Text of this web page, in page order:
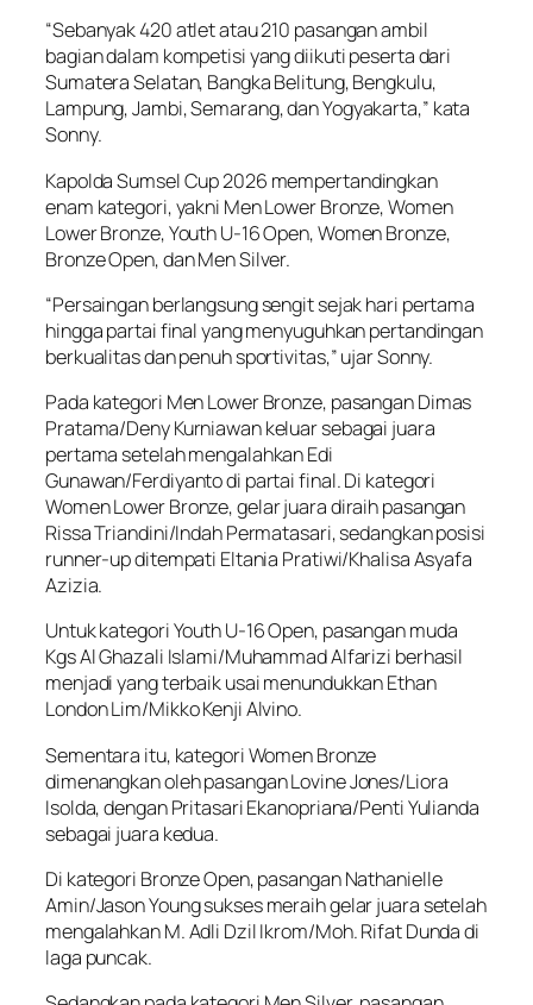
“Sebanyak 420 atlet atau 210 pasangan ambil
bagian dalam kompetisi yang diikuti peserta dari
Sumatera Selatan, Bangka Belitung, Bengkulu,
Lampung, Jambi, Semarang, dan Yogyakarta,” kata
Sonny.
Kapolda Sumsel Cup 2026 mempertandingkan
enam kategori, yakni Men Lower Bronze, Women
Lower Bronze, Youth U-16 Open, Women Bronze,
Bronze Open, dan Men Silver.
“Persaingan berlangsung sengit sejak hari pertama
hingga partai final yang menyuguhkan pertandingan
berkualitas dan penuh sportivitas,” ujar Sonny.
Pada kategori Men Lower Bronze, pasangan Dimas
Pratama/Deny Kurniawan keluar sebagai juara
pertama setelah mengalahkan Edi
Gunawan/Ferdiyanto di partai final. Di kategori
Women Lower Bronze, gelar juara diraih pasangan
Rissa Triandini/Indah Permatasari, sedangkan posisi
runner-up ditempati Eltania Pratiwi/Khalisa Asyafa
Azizia.
Untuk kategori Youth U-16 Open, pasangan muda
Kgs Al Ghazali Islami/Muhammad Alfarizi berhasil
menjadi yang terbaik usai menundukkan Ethan
London Lim/Mikko Kenji Alvino.
Sementara itu, kategori Women Bronze
dimenangkan oleh pasangan Lovine Jones/Liora
Isolda, dengan Pritasari Ekanopriana/Penti Yulianda
sebagai juara kedua.
Di kategori Bronze Open, pasangan Nathanielle
Amin/Jason Young sukses meraih gelar juara setelah
mengalahkan M. Adli Dzil Ikrom/Moh. Rifat Dunda di
laga puncak.